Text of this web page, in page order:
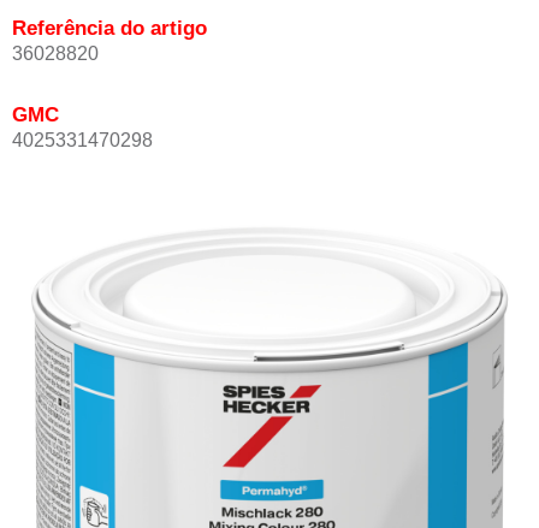
Referência do artigo
36028820
GMC
4025331470298